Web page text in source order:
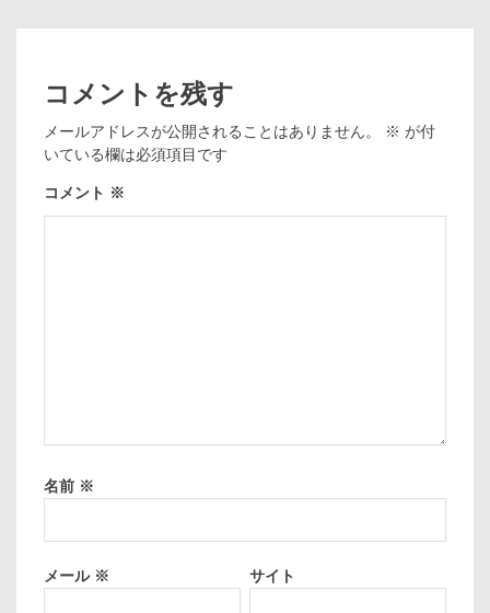
コメントを残す
メールアドレスが公開されることはありません。 ※ が付
いている欄は必須項目です
コメント ※
名前 ※
メール ※ サイト